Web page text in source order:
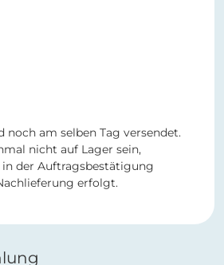
noch am selben Tag versendet.
nicht auf Lager sein,
der Auftragsbestätigung
erfolgt.